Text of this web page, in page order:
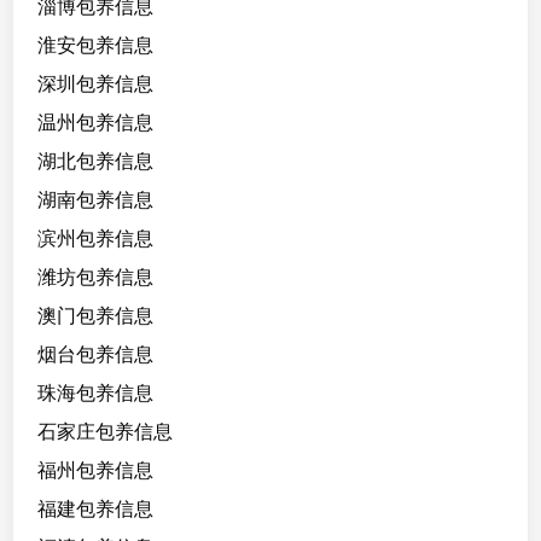
淄博包养信息
淮安包养信息
深圳包养信息
温州包养信息
湖北包养信息
湖南包养信息
滨州包养信息
潍坊包养信息
澳门包养信息
烟台包养信息
珠海包养信息
石家庄包养信息
福州包养信息
福建包养信息